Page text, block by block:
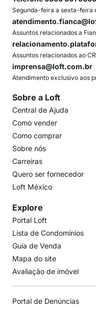
Segunda-feira a sexta-feira
Assuntos relacionados a
Assuntos relacionados ao
imprensa@loft.com.br
Atendimento exclusivo aos
Sobre a Loft
Central de Ajuda
Como vender
Como comprar
Sobre nós
Carreiras
Quero ser fornecedor
Loft México
Explore
Portal Loft
Lista de Condomínios
Guia de Venda
Mapa do site
Avaliação de imóvel
Portal de Denúncias